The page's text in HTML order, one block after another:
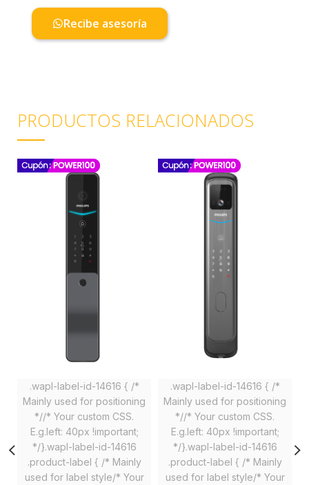
Recibe asesoría
PRODUCTOS RELACIONADOS
.wapl-label-id-14616 { /*
Mainly used for positioning
*//* Your custom CSS.
E.g.left: 40px !important;
*/}.wapl-label-id-14616
.product-label { /* Mainly
used for label style/* Your
.wapl-label-id-14616 { /*
Mainly used for positioning
*//* Your custom CSS.
E.g.left: 40px !important;
*/}.wapl-label-id-14616
.product-label { /* Mainly
used for label style/* Your